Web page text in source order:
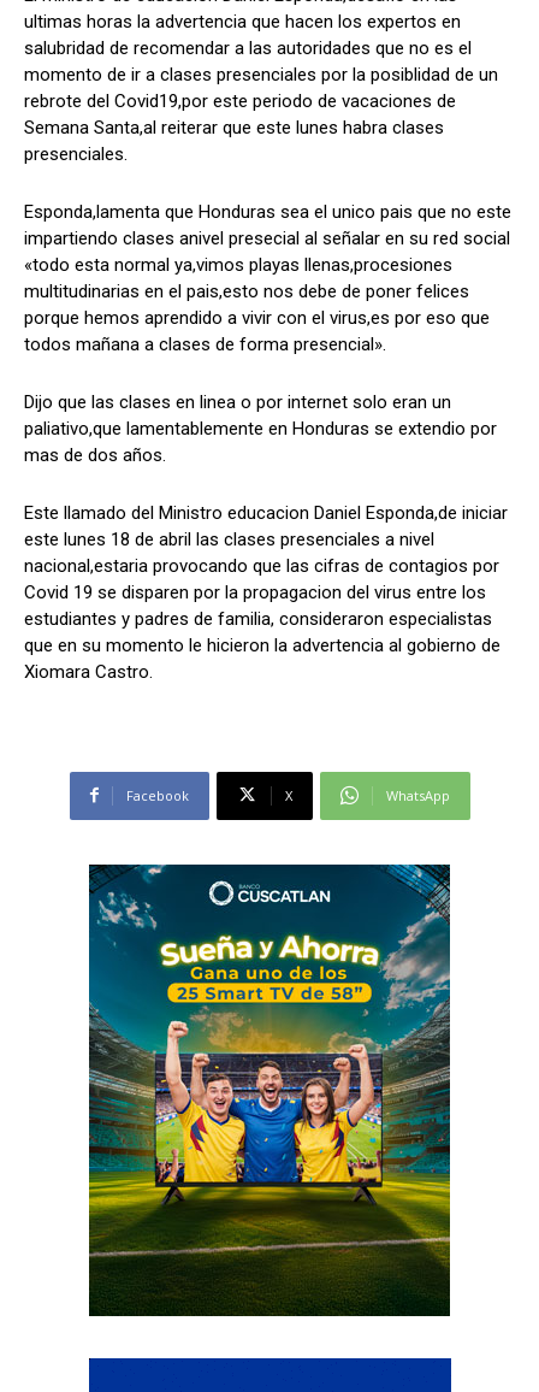
Comparta
Facebook X WhatsApp
Síganos
Comparta
Facebook X WhatsApp
Síganos
ultimas horas la advertencia que hacen los expertos en
salubridad de recomendar a las autoridades que no es el
momento de ir a clases presenciales por la posiblidad de un
rebrote del Covid19,por este periodo de vacaciones de
Semana Santa,al reiterar que este lunes habra clases
presenciales.
Esponda,lamenta que Honduras sea el unico pais que no este
impartiendo clases anivel presecial al señalar en su red social
«todo esta normal ya,vimos playas llenas,procesiones
multitudinarias en el pais,esto nos debe de poner felices
porque hemos aprendido a vivir con el virus,es por eso que
todos mañana a clases de forma presencial».
Dijo que las clases en linea o por internet solo eran un
paliativo,que lamentablemente en Honduras se extendio por
mas de dos años.
Este llamado del Ministro educacion Daniel Esponda,de iniciar
este lunes 18 de abril las clases presenciales a nivel
nacional,estaria provocando que las cifras de contagios por
Covid 19 se disparen por la propagacion del virus entre los
estudiantes y padres de familia, consideraron especialistas
que en su momento le hicieron la advertencia al gobierno de
Xiomara Castro.
Facebook X WhatsApp